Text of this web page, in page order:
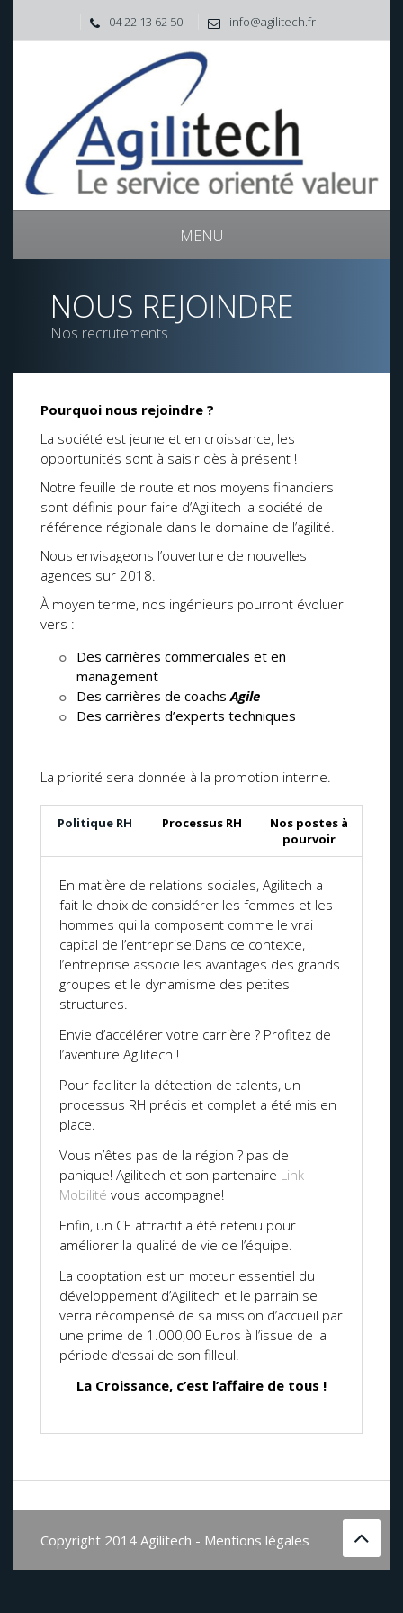
04 22 13 62 50 info@agilitech.fr
MENU
NOUS REJOINDRE
Nos recrutements
Pourquoi nous rejoindre ?
La société est jeune et en croissance, les
opportunités sont à saisir dès à présent !
Notre feuille de route et nos moyens financiers
sont définis pour faire d’Agilitech la société de
référence régionale dans le domaine de l’agilité.
Nous envisageons l’ouverture de nouvelles
agences sur 2018.
À moyen terme, nos ingénieurs pourront évoluer
vers :
Des carrières commerciales et en
management
Des carrières de coachsAgile
Des carrières d’experts techniques
La priorité sera donnée à la promotion interne.
Politique RH Processus RH
Nos postes à
pourvoir
En matière de relations sociales, Agilitech a
fait le choix de considérer les femmes et les
hommes qui la composent comme le vrai
capital de l’entreprise.Dans ce contexte,
l’entreprise associe les avantages des grands
groupes et le dynamisme des petites
structures.
Envie d’accélérer votre carrière ? Profitez de
l’aventure Agilitech !
Pour faciliter la détection de talents, un
processus RH précis et complet a été mis en
place.
Vous n’êtes pas de la région ? pas de
panique! Agilitech et son partenaire Link
Mobilité vous accompagne!
Enfin, un CE attractif a été retenu pour
améliorer la qualité de vie de l’équipe.
La cooptation est un moteur essentiel du
développement d’Agilitech et le parrain se
verra récompensé de sa mission d’accueil par
une prime de 1.000,00 Euros à l’issue de la
période d’essai de son filleul.
La Croissance, c’est l’affaire de tous !
Copyright 2014 Agilitech - Mentions légales